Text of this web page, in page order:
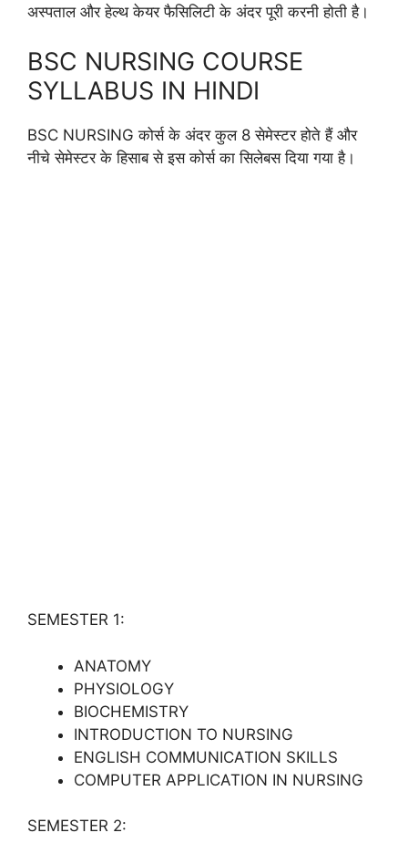
अस्पताल और हेल्थ केयर फैसिलिटी के अंदर पूरी करनी होती है।
BSC NURSING COURSE
SYLLABUS IN HINDI
BSC NURSING कोर्स के अंदर कुल 8 सेमेस्टर होते हैं और
नीचे सेमेस्टर के हिसाब से इस कोर्स का सिलेबस दिया गया है।
SEMESTER 1:
ANATOMY
PHYSIOLOGY
BIOCHEMISTRY
INTRODUCTION TO NURSING
ENGLISH COMMUNICATION SKILLS
COMPUTER APPLICATION IN NURSING
SEMESTER 2: